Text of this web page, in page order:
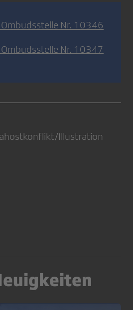
Nr. 10346
Nr. 10347
Illustration